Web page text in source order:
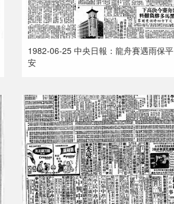
1982-06-25 中央日報：龍舟賽遇雨保平
安